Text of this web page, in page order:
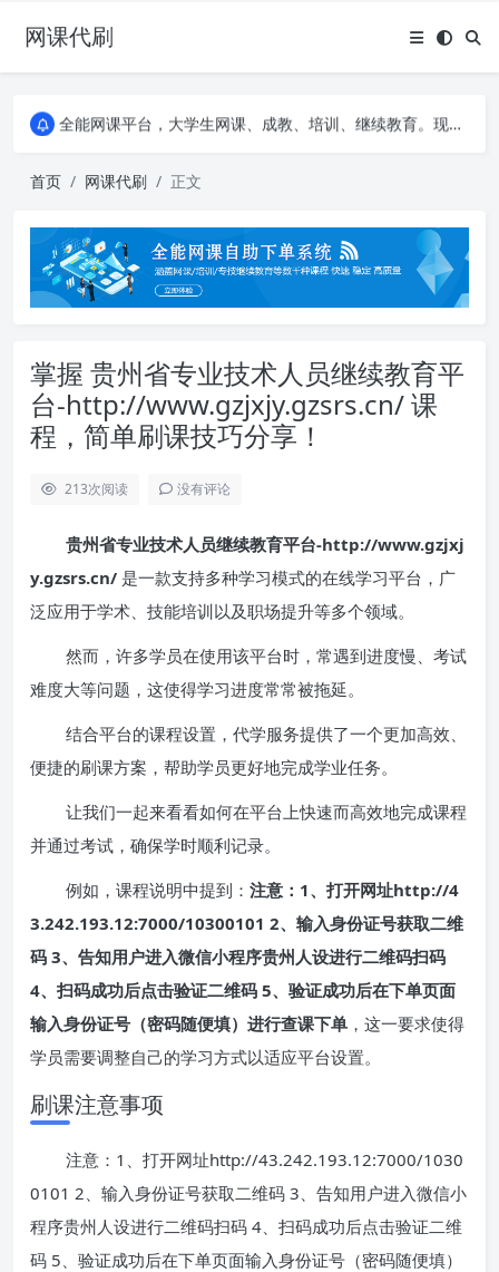
网课代刷
AI论文写作平台，根据真实文献内容生成论文
全能网课平台，大学生网课、成教、培训、继续教育。现已接入代刷代考项目3000+
全能网课平台，大学生网课、成教、培训、继续教育。现已接入代刷代考项目3000+
首页 网课代刷 正文
掌握 贵州省专业技术人员继续教育平
台-http://www.gzjxjy.gzsrs.cn/ 课
程，简单刷课技巧分享！
213次阅读 没有评论
贵州省专业技术人员继续教育平台-http://www.gzjxj
y.gzsrs.cn/ 是一款支持多种学习模式的在线学习平台，广
泛应用于学术、技能培训以及职场提升等多个领域。
然而，许多学员在使用该平台时，常遇到进度慢、考试
难度大等问题，这使得学习进度常常被拖延。
结合平台的课程设置，代学服务提供了一个更加高效、
便捷的刷课方案，帮助学员更好地完成学业任务。
让我们一起来看看如何在平台上快速而高效地完成课程
并通过考试，确保学时顺利记录。
例如，课程说明中提到： 注意：1、打开网址http://4
3.242.193.12:7000/10300101 2、输入身份证号获取二维
码 3、告知用户进入微信小程序贵州人设进行二维码扫码
4、扫码成功后点击验证二维码 5、验证成功后在下单页面
输入身份证号（密码随便填）进行查课下单 ，这一要求使得
学员需要调整自己的学习方式以适应平台设置。
刷课注意事项
注意：1、打开网址http://43.242.193.12:7000/1030
0101 2、输入身份证号获取二维码 3、告知用户进入微信小
程序贵州人设进行二维码扫码 4、扫码成功后点击验证二维
码 5、验证成功后在下单页面输入身份证号（密码随便填）